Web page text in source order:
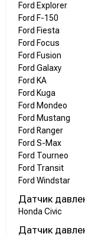
Ford Explorer
Ford F-150
Ford Fiesta
Ford Focus
Ford Fusion
Ford Galaxy
Ford KA
Ford Kuga
Ford Mondeo
Ford Mustang
Ford Ranger
Ford S-Max
Ford Tourneo
Ford Transit
Ford Windstar
Датчик
Honda Civic
Датчик